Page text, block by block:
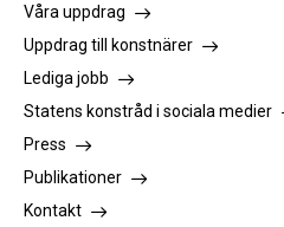
Våra uppdrag
Uppdrag till konstnärer
Lediga jobb
Statens konstråd i sociala medier
Press
Publikationer
Kontakt